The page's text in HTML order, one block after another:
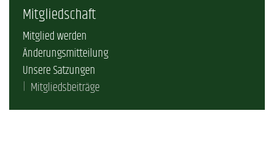
Mitgliedschaft
Mitglied werden
Änderungsmitteilung
Unsere Satzungen
Mitgliedsbeiträge